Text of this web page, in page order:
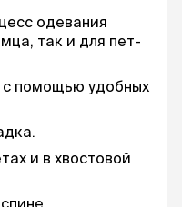
одевания
так и для пет-
с помощью удобных
и в хвостовой